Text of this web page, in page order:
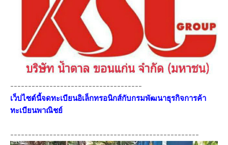
-------------------------------------
เว็ปไซต์นี้จดทะเบียนอิเล็กทรอนิกส์กับกรมพัฒนาธุรกิจการค้า
ทะเบียนพาณิชย์
-----------------------------------------------------